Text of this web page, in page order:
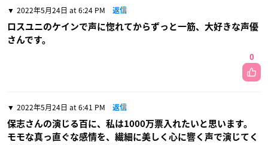
2022年5月24日 at 6:24 PM 返信
ロスユニのケインで声に惚れてからずっと一筋、大好きな声優
さんです。
0
2022年5月24日 at 6:41 PM 返信
保志さんの演じる百に、私は1000万票入れたいと思います。
モモな真っ直ぐな感情を、繊細に美しく心に響く声で演じてく